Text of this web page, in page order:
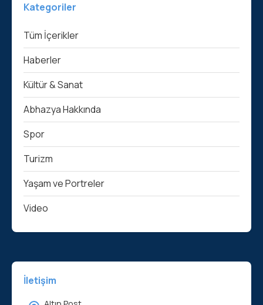
Kategoriler
Tüm İçerikler
Haberler
Kültür & Sanat
Abhazya Hakkında
Spor
Turizm
Yaşam ve Portreler
Video
İletişim